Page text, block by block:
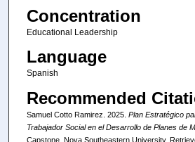
Concentration
Educational Leadership
Language
Spanish
Recommended
Samuel Cotto Ramirez. 2025. Plan Estratégico
Trabajador Social en el Desarrollo de Planes de
Capstone. Nova Southeastern University.